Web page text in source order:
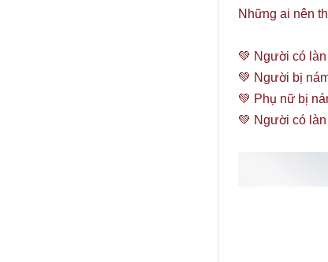
Những ai nên
💚 Người có
💚 Người bị
💚 Phụ nữ bị
💚 Người có